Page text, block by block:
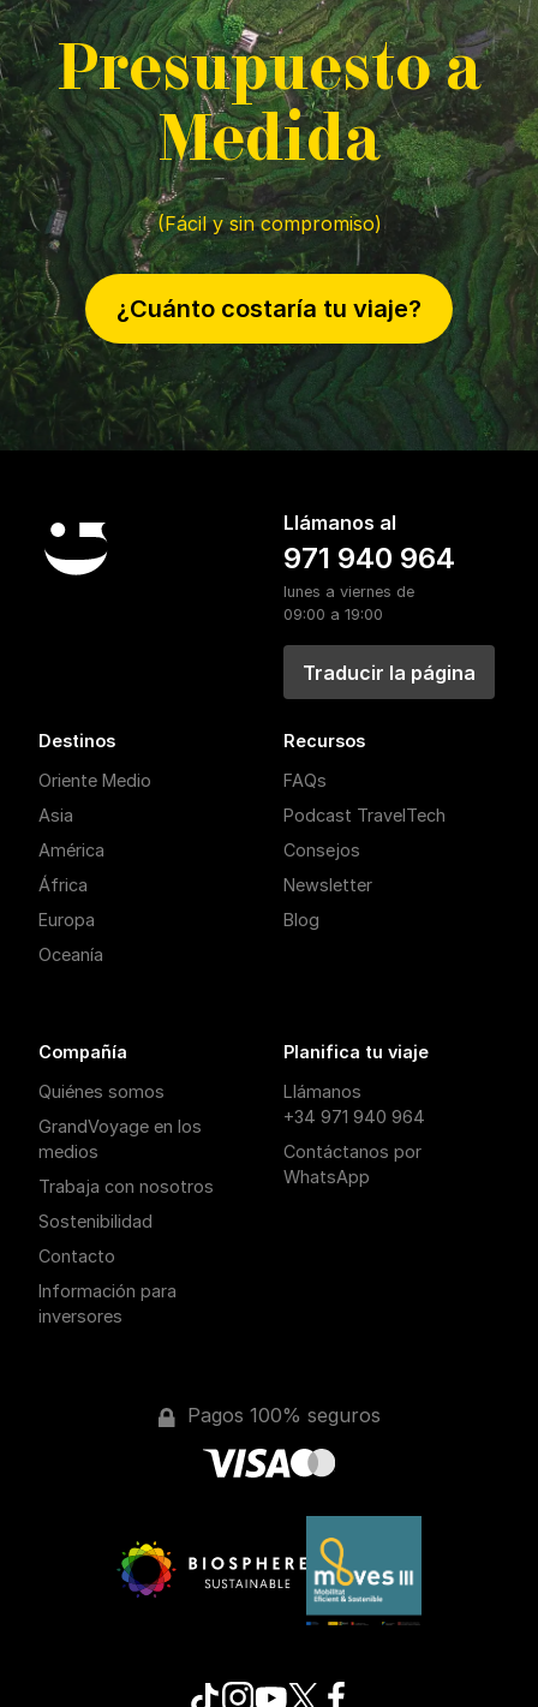
Presupuesto a
Medida
(Fácil y sin compromiso)
¿Cuánto costaría tu viaje?
Llámanos al
971 940 964
lunes a viernes de
09:00 a 19:00
Traducir la página
Destinos
Oriente Medio
Asia
América
África
Europa
Oceanía
Recursos
FAQs
Podcast TravelTech
Consejos
Newsletter
Blog
Compañía
Quiénes somos
GrandVoyage en los
medios
Trabaja con nosotros
Sostenibilidad
Contacto
Información para
inversores
Planifica tu viaje
Llámanos
+34 971 940 964
Contáctanos por
WhatsApp
Pagos 100% seguros